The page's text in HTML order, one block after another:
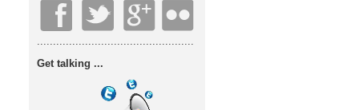
.................................................
Get talking ...